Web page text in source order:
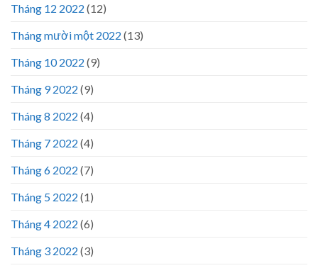
Tháng 12 2022 (12)
Tháng mười một 2022 (13)
Tháng 10 2022 (9)
Tháng 9 2022 (9)
Tháng 8 2022 (4)
Tháng 7 2022 (4)
Tháng 6 2022 (7)
Tháng 5 2022 (1)
Tháng 4 2022 (6)
Tháng 3 2022 (3)